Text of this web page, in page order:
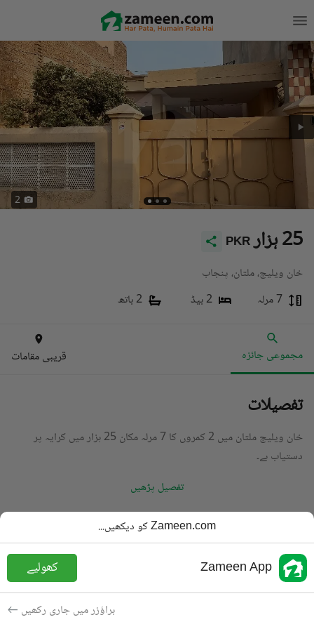
2
PKR 25 ہزار
خان ویلیج، ملتان، پنجاب
7 مرلہ
2 بیڈ 2 باتھ
مجموعی جائزہ قریبی مقامات
تفصیلات
خان ویلیج ملتان میں 2 کمروں کا 7 مرلہ مکان 25 ہزار میں کرایہ پر
دستیاب ہے۔
تفصیل پڑھیں
مکان
قیمت
PKR
25 ہزار
باتھ
رقبہ
7 مرلہ
کرایہ پر دستیاب
Zameen.com کو دیکھیں...
Zameen App کھولیے
براؤزر میں جاری رکھیں